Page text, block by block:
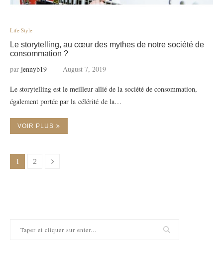
Life Style
Le storytelling, au cœur des mythes de notre société de
consommation ?
par jennyb19 August 7, 2019
Le storytelling est le meilleur allié de la société de consommation,
également portée par la célérité de la…
VOIR PLUS
1 2